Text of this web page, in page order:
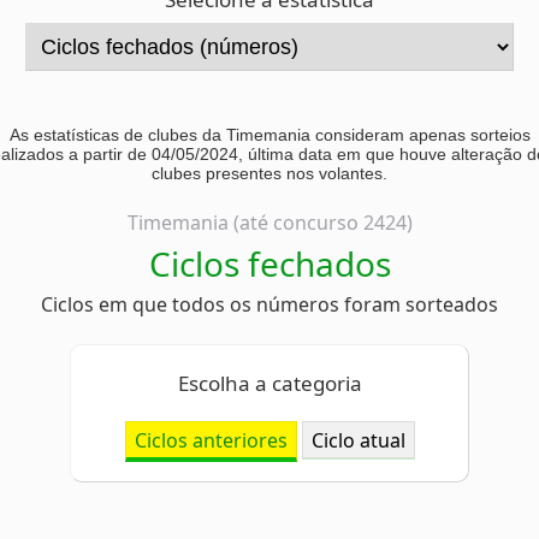
As estatísticas de clubes da Timemania consideram apenas sorteios
a partir de 04/05/2024, última data em que houve alteração
clubes presentes nos volantes.
Timemania (até concurso 2424)
Ciclos fechados
Ciclos em que todos os números foram sorteados
Escolha a categoria
Ciclos anteriores Ciclo atual